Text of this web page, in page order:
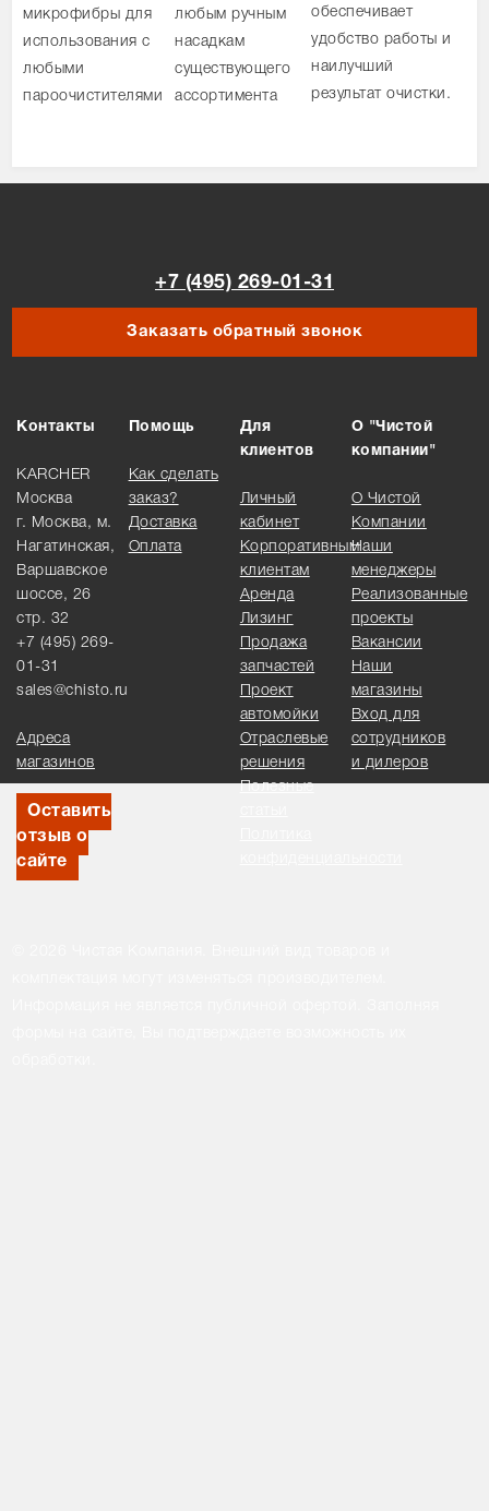
обеспечивает
удобство работы и
наилучший
результат очистки.
микрофибры для
использования с
любыми
пароочистителями
любым ручным
насадкам
существующего
ассортимента
+7 (495) 269-01-31
Заказать обратный звонок
Контакты
KARCHER
Москва
г. Москва, м.
Нагатинская,
Варшавское
шоссе, 26
стр. 32
+7 (495) 269-
01-31
sales@chisto.ru
Адреса
магазинов
Оставить
отзыв о
сайте
Помощь
Как сделать
заказ?
Доставка
Оплата
Для
клиентов
Личный
кабинет
Корпоративным
клиентам
Аренда
Лизинг
Продажа
запчастей
Проект
автомойки
Отраслевые
решения
Полезные
О "Чистой
компании"
О Чистой
Компании
Наши
менеджеры
Реализованные
проекты
Вакансии
Наши
магазины
Вход для
сотрудников
и дилеров